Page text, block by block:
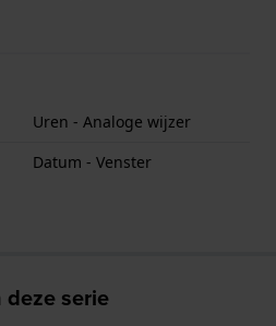
Uren - Analoge wijzer
Datum - Venster
serie